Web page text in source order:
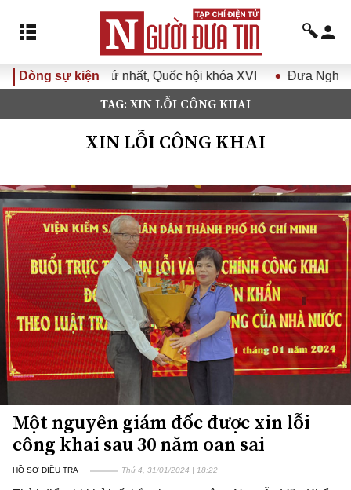
Dòng sự kiện
hội khóa XVI Đưa Nghị quyết Đại hội Đảng XIV
TAG: XIN LỖI CÔNG KHAI
XIN LỖI CÔNG KHAI
Một nguyên giám đốc được xin lỗi
công khai sau 30 năm oan sai
HỒ SƠ ĐIỀU TRA Thứ 4, 31/01/2024 | 18:22